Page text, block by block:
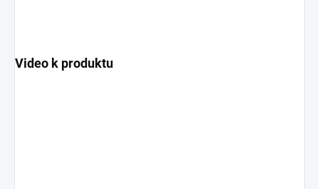
Video k produktu